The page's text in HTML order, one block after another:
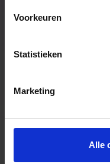
Voorkeuren
Statistieken
Marketing
Alle
Kan ik het
Ja, je mag het
cadeaukaart in